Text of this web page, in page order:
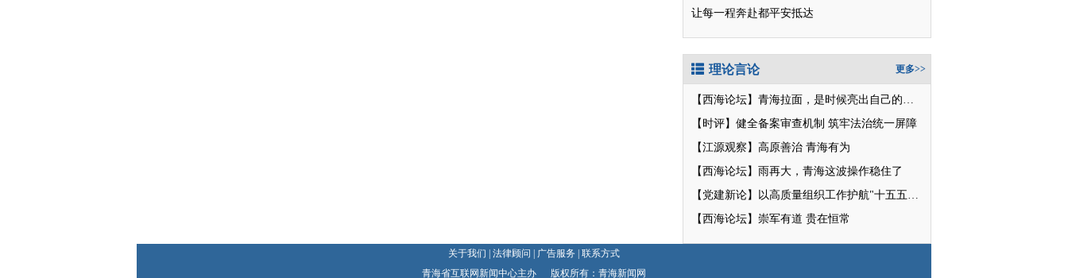
让每一程奔赴都平安抵达
理论言论 更多>>
【西海论坛】青海拉面，是时候亮出自己的招牌了
【时评】健全备案审查机制 筑牢法治统一屏障
【江源观察】高原善治 青海有为
【西海论坛】雨再大，青海这波操作稳住了
【党建新论】以高质量组织工作护航"十五五"新征程
【西海论坛】崇军有道 贵在恒常
关于我们 法律顾问 广告服务
联系方式
青海省互联网新闻中心主办 版权所有：青海新闻网